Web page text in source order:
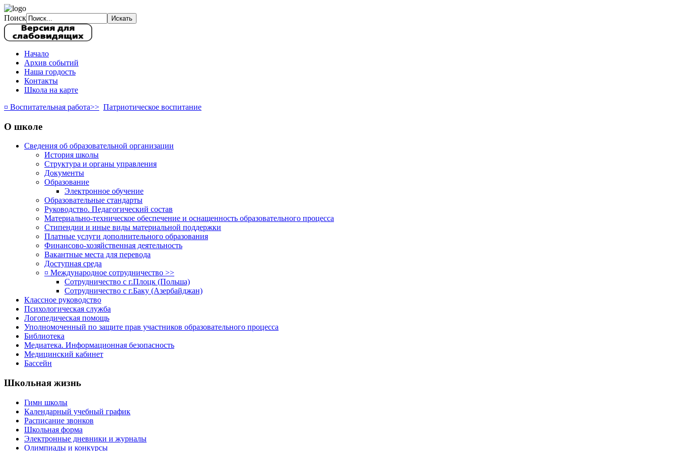
Поиск
Начало
Архив событий
Наша гордость
Контакты
Школа на карте
¤ Воспитательная работа>> Патриотическое воспитание
О школе
Сведения об образовательной организации
История школы
Структура и органы управления
Документы
Образование
Электронное обучение
Образовательные стандарты
Руководство. Педагогический состав
Материально-техническое обеспечение и оснащенность образовательного процесса
Стипендии и иные виды материальной поддержки
Платные услуги дополнительного образования
Финансово-хозяйственная деятельность
Вакантные места для перевода
Доступная среда
¤ Международное сотрудничество >>
Сотрудничество с г.Плоцк (Польша)
Сотрудничество с г.Баку (Азербайджан)
Классное руководство
Психологическая служба
Логопедическая помощь
Уполномоченный по защите прав участников образовательного процесса
Библиотека
Медиатека. Информационная безопасность
Медицинский кабинет
Бассейн
Школьная жизнь
Гимн школы
Календарный учебный график
Расписание звонков
Школьная форма
Электронные дневники и журналы
Олимпиады и конкурсы